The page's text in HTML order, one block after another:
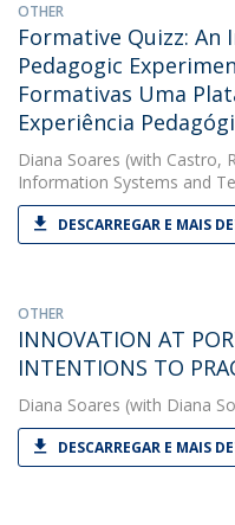
OTHER
Formative Quizz:
Pedagogic
Formativas Uma
Experiência
Diana Soares (with Castro,
Information Systems and
DESCARREGAR E MAIS
OTHER
INNOVATION AT
INTENTIONS TO
Diana Soares (with Diana
DESCARREGAR E MAIS